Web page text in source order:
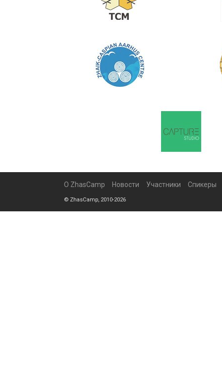
О ZhasCamp Новости Участники Спикеры
© ZhasCamp, 2010-2026